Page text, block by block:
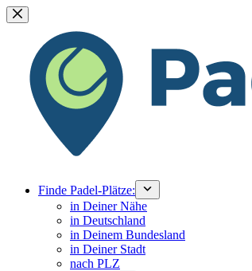
Zum
Inhalt
springen
Finde Padel-Plätze:
in Deiner Nähe
in Deutschland
in Deinem Bundesland
in Deiner Stadt
nach PLZ